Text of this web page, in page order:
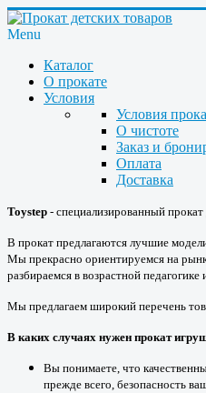
Menu
Каталог
О прокате
Условия
Условия
О чистоте
Заказ и
Оплата
Доставка
Toystep - специализированный прокат
В прокат предлагаются лучшие
Мы прекрасно ориентируемся на
разбираемся в возрастной педагогике
Мы предлагаем широкий перечень
В каких случаях нужен прокат
Вы понимаете, что
прежде всего, безопасность